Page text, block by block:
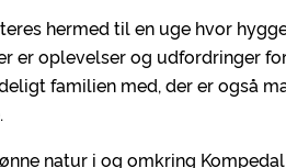
hermed til en uge hvor
er oplevelser og udfordringer
familien med, der er også
natur i og omkring